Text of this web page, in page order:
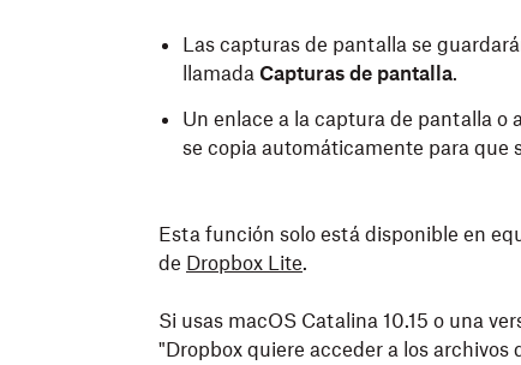
Las capturas de pantalla se
llamada Capturas de pantalla.
Un enlace a la captura de pantalla
se copia automáticamente para que
Esta función solo está disponible en
de Dropbox Lite.
Si usas macOS Catalina 10.15 o una
"Dropbox quiere acceder a los